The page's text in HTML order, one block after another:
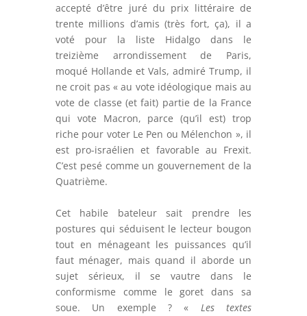
accepté d’être juré du prix littéraire de
trente millions d’amis (très fort, ça), il a
voté pour la liste Hidalgo dans le
treizième arrondissement de Paris,
moqué Hollande et Vals, admiré Trump, il
ne croit pas « au vote idéologique mais au
vote de classe (et fait) partie de la France
qui vote Macron, parce (qu’il est) trop
riche pour voter Le Pen ou Mélenchon », il
est pro-israélien et favorable au Frexit.
C’est pesé comme un gouvernement de la
Quatrième.
Cet habile bateleur sait prendre les
postures qui séduisent le lecteur bougon
tout en ménageant les puissances qu’il
faut ménager, mais quand il aborde un
sujet sérieux, il se vautre dans le
conformisme comme le goret dans sa
soue. Un exemple ? « Les textes